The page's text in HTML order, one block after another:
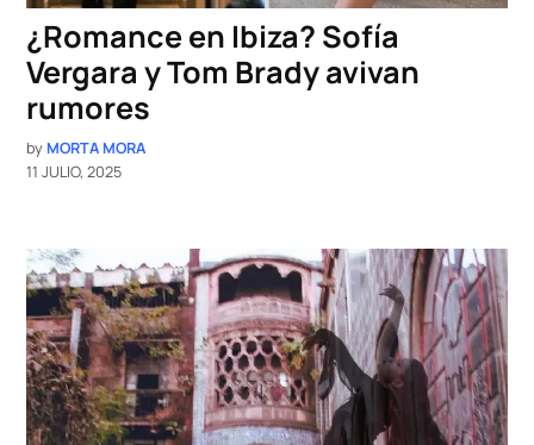
¿Romance en Ibiza? Sofía
Vergara y Tom Brady avivan
rumores
by MORTA MORA
11 JULIO, 2025